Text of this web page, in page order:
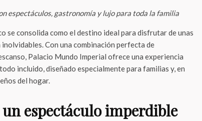
espectáculos, gastronomía y lujo para toda la familia
se consolida como el destino ideal para disfrutar de unas
inolvidables. Con una combinación perfecta de
Palacio Mundo Imperial ofrece una experiencia
incluido, diseñado especialmente para familias y, en
del hogar.
espectáculo imperdible